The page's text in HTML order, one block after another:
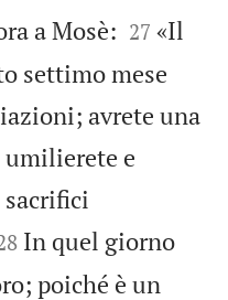
a Mosè: 

27 «Il
settimo mese
avrete una
umilierete e
In quel giorno
poiché è un